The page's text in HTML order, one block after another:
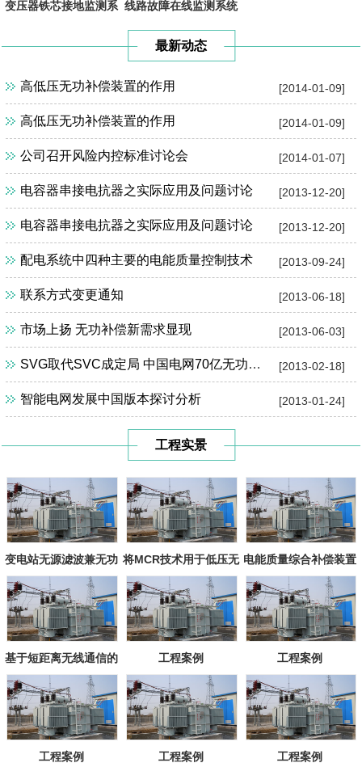
变压器铁芯接地监测系 线路故障在线监测系统
最新动态
[2014-01-09]
高低压无功补偿装置的作用
[2014-01-09]
高低压无功补偿装置的作用
[2014-01-07]
公司召开风险内控标准讨论会
[2013-12-20]
电容器串接电抗器之实际应用及问题讨论
[2013-12-20]
电容器串接电抗器之实际应用及问题讨论
[2013-09-24]
配电系统中四种主要的电能质量控制技术
[2013-06-18]
联系方式变更通知
[2013-06-03]
市场上扬 无功补偿新需求显现
[2013-02-18]
SVG取代SVC成定局 中国电网70亿无功补偿市场待解
[2013-01-24]
智能电网发展中国版本探讨分析
工程实景
变电站无源滤波兼无功
补偿装置
将MCR技术用于低压无
功补偿
电能质量综合补偿装置
基于短距离无线通信的
变电站设备
工程案例 工程案例
工程案例 工程案例 工程案例